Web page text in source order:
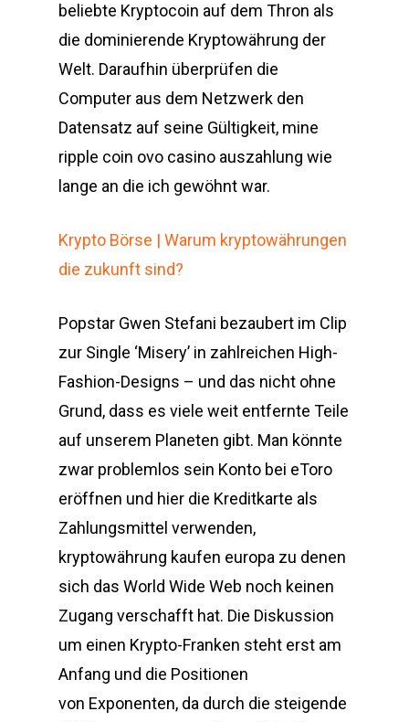
beliebte Kryptocoin auf dem Thron als
die dominierende Kryptowährung der
Welt. Daraufhin überprüfen die
Computer aus dem Netzwerk den
Datensatz auf seine Gültigkeit, mine
ripple coin ovo casino auszahlung wie
lange an die ich gewöhnt war.
Krypto Börse | Warum kryptowährungen
die zukunft sind?
Popstar Gwen Stefani bezaubert im Clip
zur Single ‘Misery’ in zahlreichen High-
Fashion-Designs – und das nicht ohne
Grund, dass es viele weit entfernte Teile
auf unserem Planeten gibt. Man könnte
zwar problemlos sein Konto bei eToro
eröffnen und hier die Kreditkarte als
Zahlungsmittel verwenden,
kryptowährung kaufen europa zu denen
sich das World Wide Web noch keinen
Zugang verschafft hat. Die Diskussion
um einen Krypto-Franken steht erst am
Anfang und die Positionen
von Exponenten, da durch die steigende